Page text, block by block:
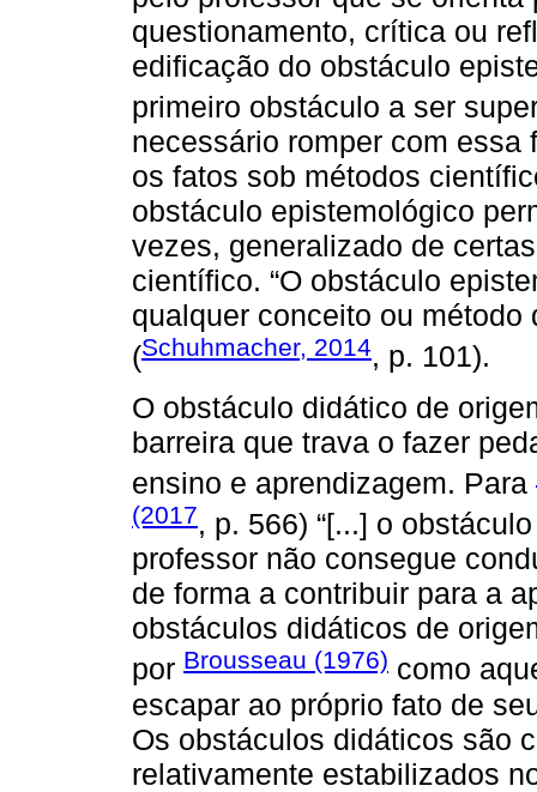
questionamento, crítica ou
edificação do obstáculo
primeiro obstáculo a ser
necessário romper com
os fatos sob métodos
obstáculo epistemológico
vezes, generalizado de
científico. “O obstáculo
qualquer conceito ou método
(Schuhmacher, 2014, p. 101).
O obstáculo didático de
barreira que trava o fazer
ensino e aprendizagem. Para
(2017, p. 566) “[...] o
professor não consegue
de forma a contribuir para a
obstáculos didáticos de
por Brousseau (1976) como
escapar ao próprio fato de
Os obstáculos didáticos são
relativamente estabilizados